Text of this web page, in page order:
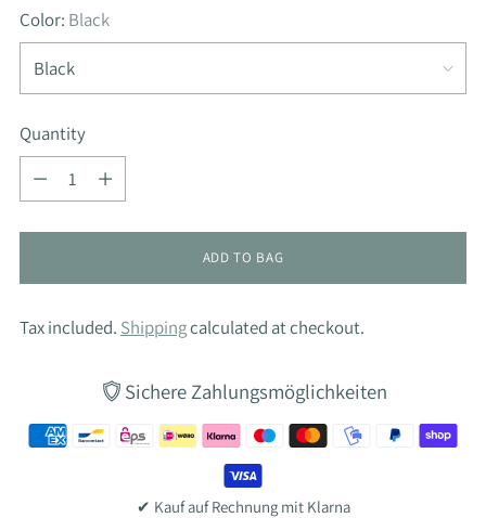
Color: Black
Quantity
Quantity
ADD TO BAG
Tax included. Shippingcalculated at checkout.
Sichere Zahlungsmöglichkeiten
✔ Kauf auf Rechnung mit Klarna